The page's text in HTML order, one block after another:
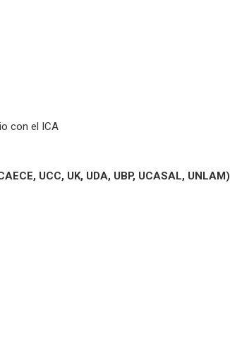
con el ICA
UCC, UK, UDA, UBP, UCASAL, UNLAM)